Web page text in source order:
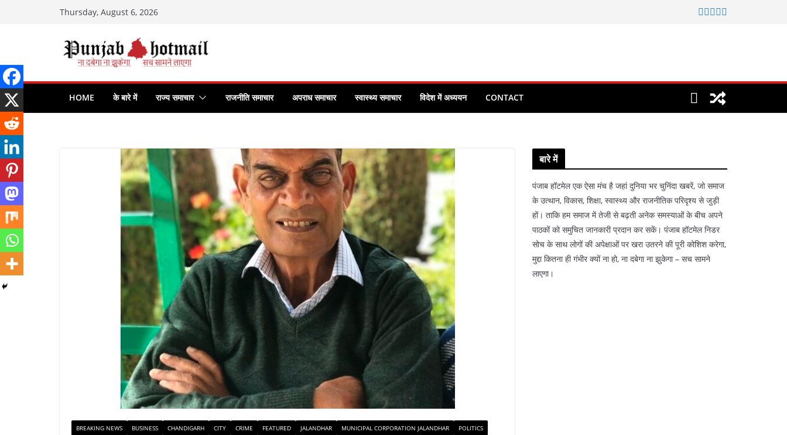
Thursday, August 6, 2026
HOME के बारे में राज्य समाचार राजनीति समाचार अपराध समाचार स्वास्थ्य समाचार विदेश में अध्ययन CONTACT
BREAKING NEWS BUSINESS CHANDIGARH CITY CRIME FEATURED JALANDHAR MUNICIPAL CORPORATION JALANDHAR
POLITICS
बारे में
पंजाब हॉटमेल एक ऐसा मंच है जहां दुनिया भर चुनिंदा खबरें, जो समाज
के उत्थान, विकास, शिक्षा, स्वास्थ्य और राजनीतिक परिदृश्य से जुड़ी
हों। ताकि हम समाज में तेजी से बढ़ती अनेक समस्याओं के बीच अपने
पाठकों को समुचित जानकारी प्रदान कर सकें। पंजाब हॉटमेल निडर
सोच के साथ लोगों की अपेक्षाओं पर खरा उतरने की पूरी कोशिश करेगा,
मुद्दा कितना ही गंभीर क्यों ना हो, ना दबेगा ना झुकेगा – सच सामने
लाएगा।